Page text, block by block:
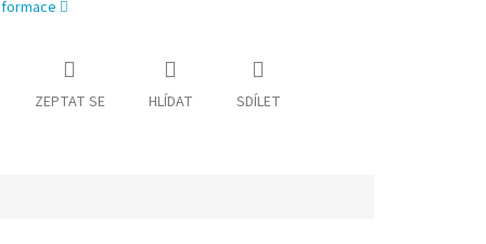
ZEPTAT SE HLÍDAT SDÍLET